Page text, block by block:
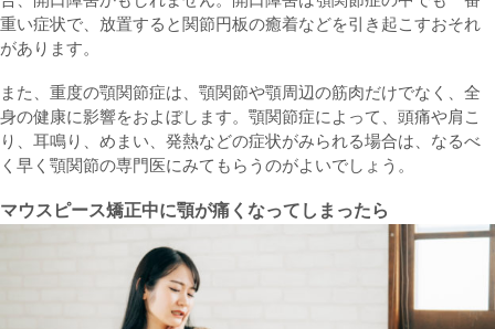
重い症状で、放置すると関節円板の癒着などを引き起こすおそれ
があります。
また、重度の顎関節症は、顎関節や顎周辺の筋肉だけでなく、全
身の健康に影響をおよぼします。顎関節症によって、頭痛や肩こ
り、耳鳴り、めまい、発熱などの症状がみられる場合は、なるべ
く早く顎関節の専門医にみてもらうのがよいでしょう。
マウスピース矯正中に顎が痛くなってしまったら